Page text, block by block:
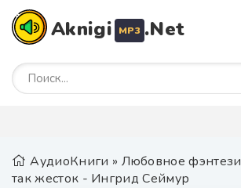
Aknigi MP3 .Net
АудиоКниги » Любовное фэнтези
так жесток - Ингрид Сеймур